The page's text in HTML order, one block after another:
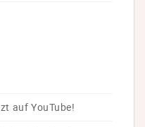
auf YouTube!